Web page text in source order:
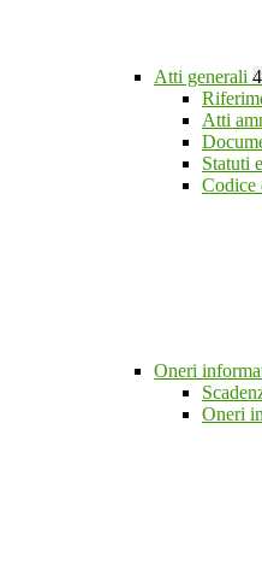
Atti generali
Atti
Statuti
Codice
Oneri
Oneri